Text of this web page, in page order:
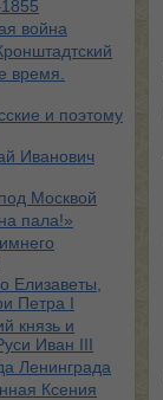
война
время.
и поэтому
Иванович
Москвой
пала!»
Елизаветы,
Петра I
князь и
Иван III
Ленинграда
Ксения